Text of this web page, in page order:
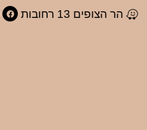
הר הצופים 13 רחובות